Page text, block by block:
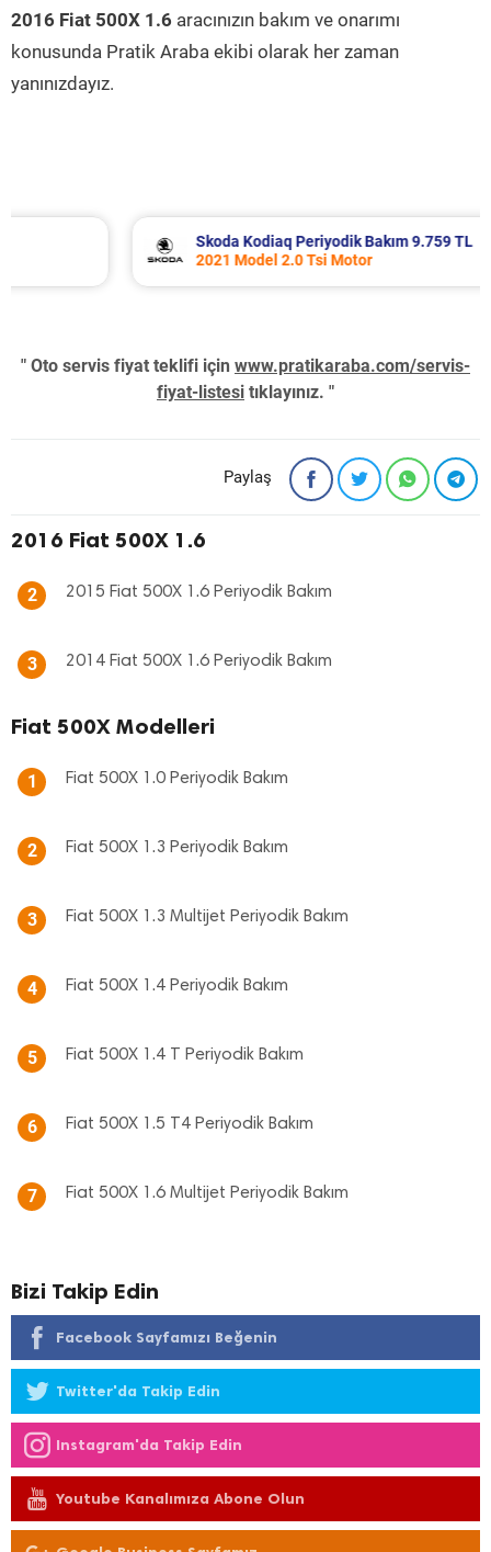
2016 Fiat 500X 1.6 aracınızın bakım ve onarımı
konusunda Pratik Araba ekibi olarak her zaman
yanınızdayız.
Skoda Kodiaq Periyodik Bakım 9.759 TL
2021 Model 2.0 Tsi Motor
" Oto servis fiyat teklifi için www.pratikaraba.com/servis-
fiyat-listesi tıklayınız. "
Paylaş
2016 Fiat 500X 1.6
2 2015 Fiat 500X 1.6 Periyodik Bakım
3 2014 Fiat 500X 1.6 Periyodik Bakım
Fiat 500X Modelleri
1 Fiat 500X 1.0 Periyodik Bakım
2 Fiat 500X 1.3 Periyodik Bakım
3 Fiat 500X 1.3 Multijet Periyodik Bakım
4 Fiat 500X 1.4 Periyodik Bakım
5 Fiat 500X 1.4 T Periyodik Bakım
6 Fiat 500X 1.5 T4 Periyodik Bakım
7 Fiat 500X 1.6 Multijet Periyodik Bakım
Bizi Takip Edin
Facebook Sayfamızı Beğenin
Twitter'da Takip Edin
Instagram'da Takip Edin
Youtube Kanalımıza Abone Olun